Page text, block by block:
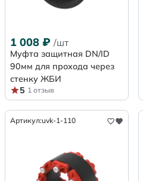
1 008 ₽ /шт
Муфта защитная DN/ID
90мм для прохода через
стенку ЖБИ
5 1 отзыв
Артикул:uvk-1-110